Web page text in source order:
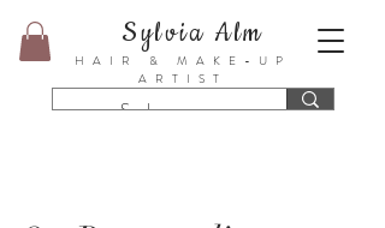
Sylvia Alm
HAIR & MAKE-UP
ARTIST